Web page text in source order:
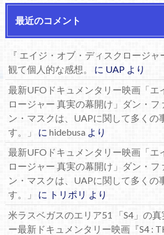
最近のコメント
『 エイジ・オブ・ディスクロージ
観て個人的な感想。
に UAPより
最新UFOドキュメンタリー映画「エ
ロージャー 真実の幕開け」ダン・フ
ン・マスクは、UAPに関して多くの
す。」
に hidebusaより
最新UFOドキュメンタリー映画「エ
ロージャー 真実の幕開け」ダン・フ
ン・マスクは、UAPに関して多くの
す。」
に トリポリ より
米ラスベガスのエリア51 「S4」の
ー最新ドキュメンタリー映画『S4 :